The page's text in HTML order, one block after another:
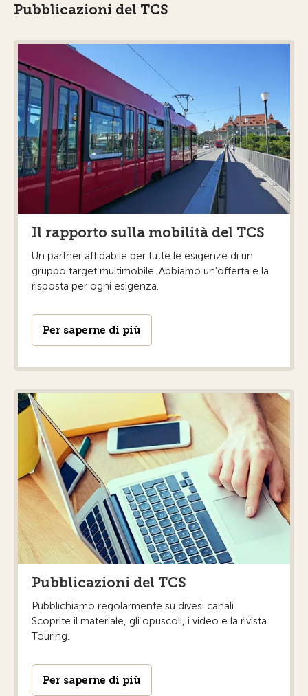
Pubblicazioni del TCS
Il rapporto sulla mobilità del TCS
Un partner affidabile per tutte le esigenze di un
gruppo target multimobile. Abbiamo un'offerta e la
risposta per ogni esigenza.
Per saperne di più
Pubblicazioni del TCS
Pubblichiamo regolarmente su divesi canali.
Scoprite il materiale, gli opuscoli, i video e la rivista
Touring.
Per saperne di più